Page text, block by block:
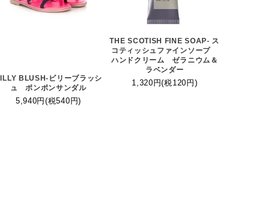
BLUSH-ビリーブラッシ
ュ ポンポンサンダル
5,940円(税540円)
THE SCOTISH FINE SOAP- ス
コティッシュファインソープ
ハンドクリーム ゼラニウム＆
ラベンダー
1,320円(税120円)